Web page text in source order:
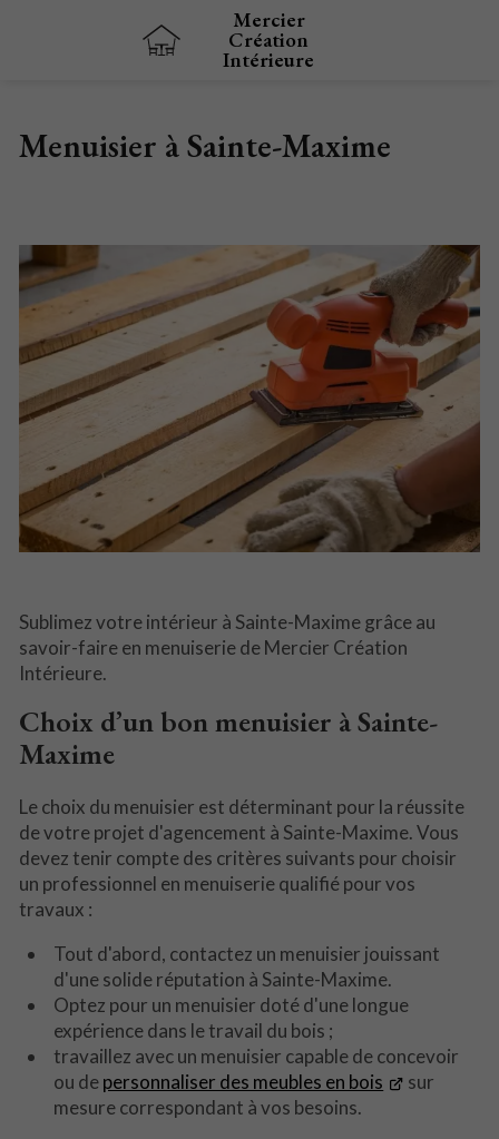
Mercier
Création
Intérieure
Menuisier à Sainte-Maxime
Sublimez votre intérieur à Sainte-Maxime grâce au
savoir-faire en menuiserie de Mercier Création
Intérieure.
Choix d’un bon menuisier à Sainte-
Maxime
Le choix du menuisier est déterminant pour la réussite
de votre projet d'agencement à Sainte-Maxime. Vous
devez tenir compte des critères suivants pour choisir
un professionnel en menuiserie qualifié pour vos
travaux :
Tout d'abord, contactez un menuisier jouissant
d'une solide réputation à Sainte-Maxime.
Optez pour un menuisier doté d'une longue
expérience dans le travail du bois ;
travaillez avec un menuisier capable de concevoir
ou depersonnaliser des meubles en bois
sur
mesure correspondant à vos besoins.